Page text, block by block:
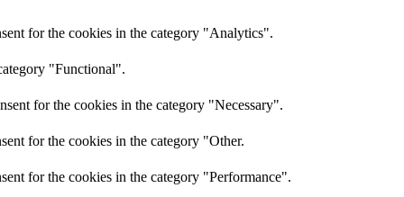
for the cookies in the category "Analytics".
"Functional".
for the cookies in the category "Necessary".
for the cookies in the category "Other.
for the cookies in the category "Performance".